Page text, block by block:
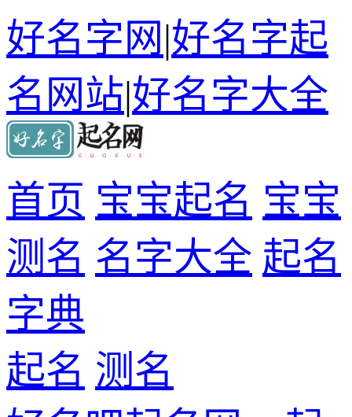
好名字网|好名字起
名网站|好名字大全
首页 宝宝起名 宝宝
测名 名字大全 起名
字典
起名 测名